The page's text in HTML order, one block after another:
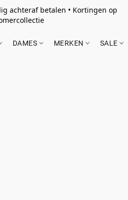
achteraf betalen • Kortingen op
DAMES MERKEN SALE